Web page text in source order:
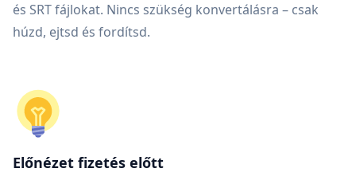
és SRT fájlokat. Nincs szükség konvertálásra – csak
húzd, ejtsd és fordítsd.
Előnézet fizetés előtt